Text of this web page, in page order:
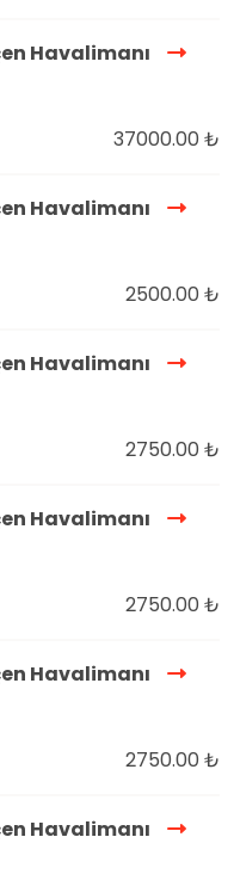
Havalimanı
37000.00 ₺
Havalimanı
2500.00 ₺
Havalimanı
2750.00 ₺
Havalimanı
2750.00 ₺
Havalimanı
2750.00 ₺
Havalimanı